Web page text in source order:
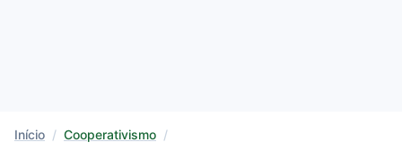
Início / Cooperativismo /